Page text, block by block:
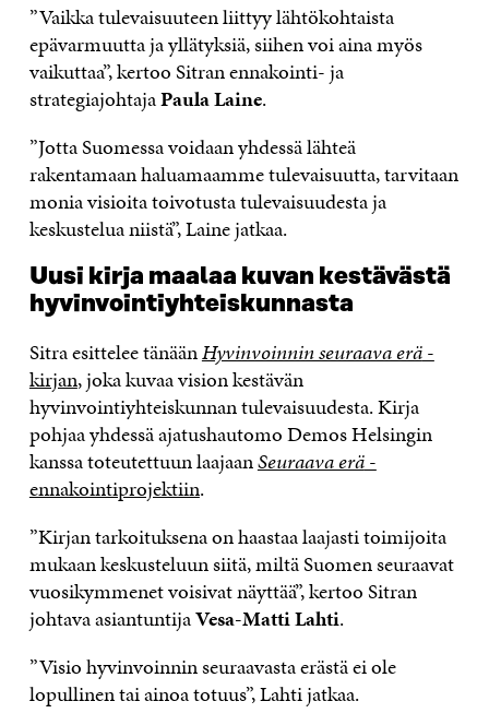
”Vaikka tulevaisuuteen liittyy lähtökohtaista
epävarmuutta ja yllätyksiä, siihen voi aina myös
vaikuttaa”, kertoo Sitran ennakointi- ja
strategiajohtajaPaula Laine.
”Jotta Suomessa voidaan yhdessä lähteä
rakentamaan haluamaamme tulevaisuutta, tarvitaan
monia visioita toivotusta tulevaisuudesta ja
keskustelua niistä”, Laine jatkaa.
Uusi kirja maalaa kuvan kestävästä
hyvinvointiyhteiskunnasta
Sitra esittelee tänäänHyvinvoinnin seuraava erä-
kirjan, joka kuvaa vision kestävän
hyvinvointiyhteiskunnan tulevaisuudesta. Kirja
pohjaa yhdessä ajatushautomo Demos Helsingin
kanssa toteutettuun laajaanSeuraava erä-
ennakointiprojektiin.
”Kirjan tarkoituksena on haastaa laajasti toimijoita
mukaan keskusteluun siitä, miltä Suomen seuraavat
vuosikymmenet voisivat näyttää”, kertoo Sitran
johtava asiantuntijaVesa-Matti Lahti.
”Visio hyvinvoinnin seuraavasta erästä ei ole
lopullinen tai ainoa totuus”, Lahti jatkaa.